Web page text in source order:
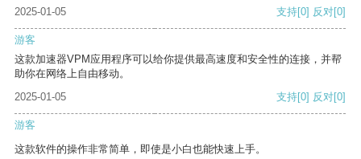
2025-01-05
支持[0] 反对[0]
游客
这款加速器VPM应用程序可以给你提供最高速度和安全性的连接，并帮
助你在网络上自由移动。
2025-01-05
支持[0] 反对[0]
游客
这款软件的操作非常简单，即使是小白也能快速上手。